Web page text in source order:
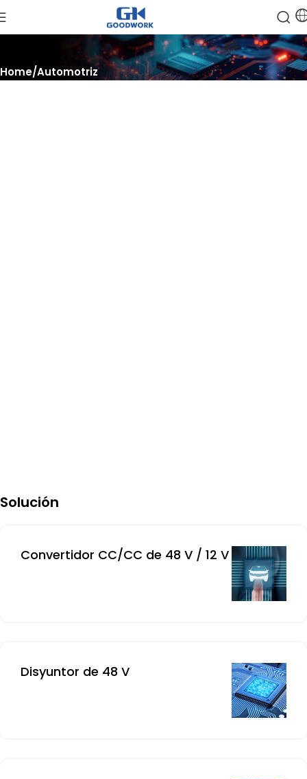
Home Automotriz
Solución
Convertidor CC/CC de 48 V / 12 V
Disyuntor de 48 V